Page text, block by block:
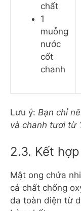
chất
1
muỗng
nước
cốt
chanh
Lưu ý: Bạn chỉ
và chanh tươi từ
2.3. Kết
Mật ong chứa
cả chất chống
da toàn diện từ